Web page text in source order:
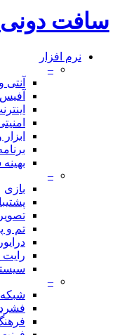
سافت دونی
نرم افزار
–
آفیس
–
بازی
تم و
درایور
رایت
–